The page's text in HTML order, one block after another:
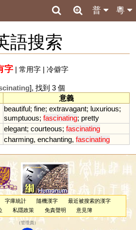
粵
普
語搜索
字| 常用字| 冷僻字
], 找到 3 個
意義
beautiful; fine; extravagant; luxurious;
sumptuous; fascinating; pretty
elegant; courteous; fascinating
charming, enchanting, fascinating
字庫統計 隨機漢字
最近被搜索的漢字
私隱政策 免責聲明 意見簿
（管理員 ）